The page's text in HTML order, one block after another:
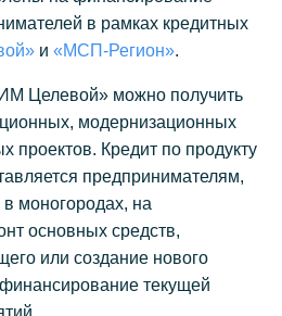
в рамках кредитных
и «МСП-Регион».
Целевой» можно получить
модернизационных
проектов. Кредит по продукту
предпринимателям,
моногородах, на
основных средств,
или создание нового
текущей